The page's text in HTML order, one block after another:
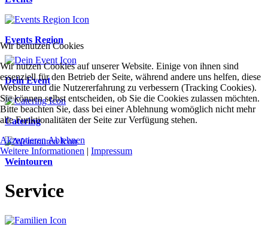
Events Region
Dein Event
Catering
Weintouren
Service
Wir benutzen Cookies
Wir nutzen Cookies auf unserer Website. Einige von ihnen sind
essenziell für den Betrieb der Seite, während andere uns helfen, diese
Website und die Nutzererfahrung zu verbessern (Tracking Cookies).
Sie können selbst entscheiden, ob Sie die Cookies zulassen möchten.
Bitte beachten Sie, dass bei einer Ablehnung womöglich nicht mehr
alle Funktionalitäten der Seite zur Verfügung stehen.
Akzeptieren Ablehnen
Weitere Informationen | Impressum